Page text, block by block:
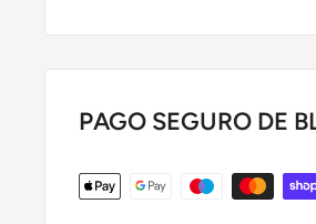
PAGO SEGURO DE